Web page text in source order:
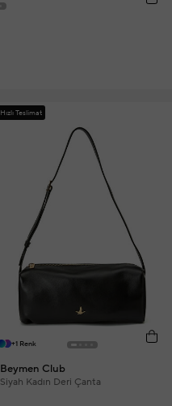
Hızlı Teslimat
+1 Renk
Beymen Club
Siyah Kadın Deri Çanta